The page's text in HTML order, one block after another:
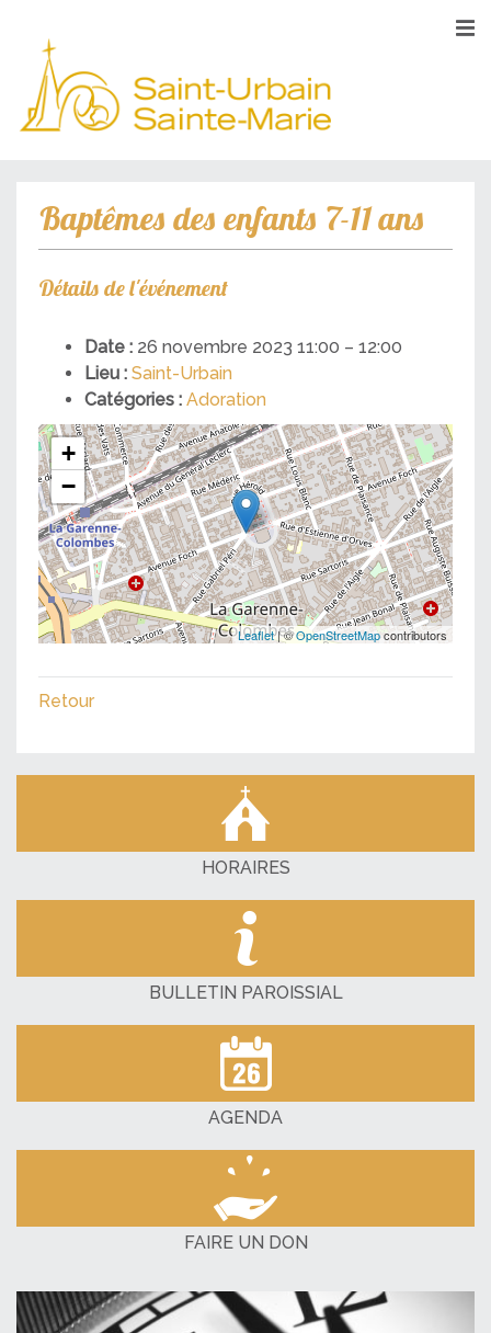
Baptêmes des enfants 7-11 ans
Détails de l'événement
Date : 26 novembre 2023 11:00 – 12:00
Lieu : Saint-Urbain
Catégories : Adoration
+
−
Leaflet| ©OpenStreetMapcontributors
Retour
HORAIRES
BULLETIN PAROISSIAL
AGENDA
FAIRE UN DON